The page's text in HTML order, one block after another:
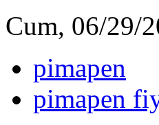
Cum, 06/29/
pimapen
pimapen